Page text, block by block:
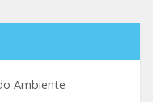
Ambiente